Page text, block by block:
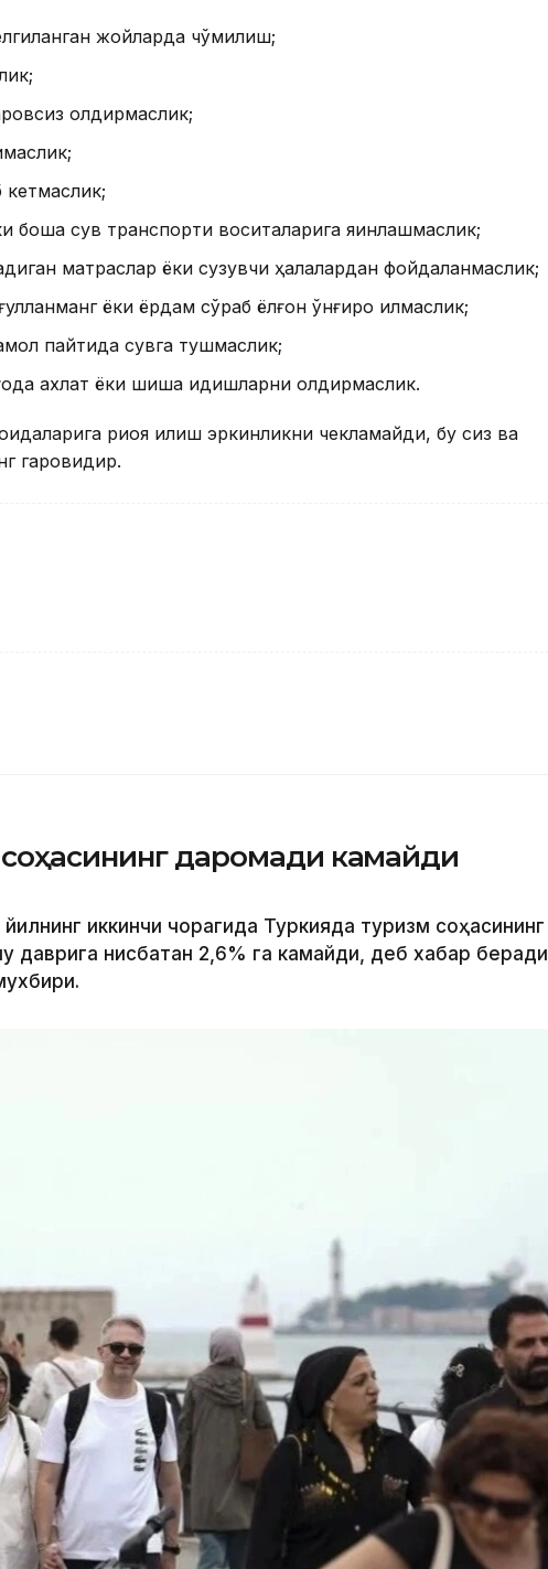
жойларда чўмилиш;
қолдирмаслик;
кетмаслик;
бошқа сув транспорти воситаларига яқинлашмаслик;
матраслар ёки сузувчи ҳалқалардан фойдаланмаслик;
ёки ёрдам сўраб ёлғон қўнғироқ қилмаслик;
пайтида сувга тушмаслик;
ахлат ёки шиша идишларни қолдирмаслик.
риоя қилиш эркинликни чекламайди, бу сиз ва
гаровидир.
даромади камайди
иккинчи чорагида Туркияда туризм соҳасининг
даврига нисбатан 2,6% га камайди, деб хабар беради